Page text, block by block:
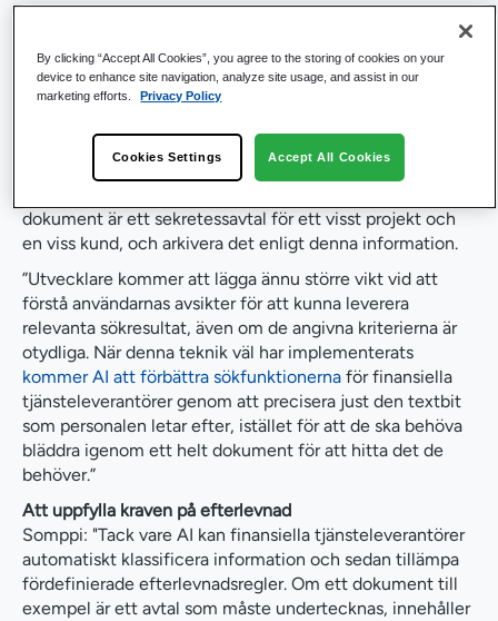
”Metadata kan underlätta informationssökningen genom
att utöka sökkriterierna. Systemet letar inte bara efter ett
specifikt nyckelord, utan kan även begränsa sökningen
till definierade kategorier, såsom projektnamn eller
"Vanligtvis läggs dessa metadata till manuellt, men AI kan
hjälpa till att automatiskt klassificera data för att förenkla
dokument är ett sekretessavtal för ett visst projekt och
en viss kund, och arkivera det enligt denna information.
”Utvecklare kommer att lägga ännu större vikt vid att
förstå användarnas avsikter för att kunna leverera
relevanta sökresultat, även om de angivna kriterierna är
otydliga. När denna teknik väl har implementerats
kommer AI att förbättra sökfunktionerna för finansiella
tjänsteleverantörer genom att precisera just den textbit
som personalen letar efter, istället för att de ska behöva
bläddra igenom ett helt dokument för att hitta det de
behöver.”
Att uppfylla kraven på efterlevnad
Somppi: "Tack vare AI kan finansiella tjänsteleverantörer
automatiskt klassificera information och sedan tillämpa
fördefinierade efterlevnadsregler. Om ett dokument till
exempel är ett avtal som måste undertecknas, innehåller
By clicking “Accept All Cookies”, you agree to the storing of cookies on your
device to enhance site navigation, analyze site usage, and assist in our
marketing efforts.
Privacy Policy
Cookies Settings Accept All Cookies